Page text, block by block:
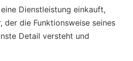
Dienstleistung einkauft,
der die Funktionsweise seines
Detail versteht und